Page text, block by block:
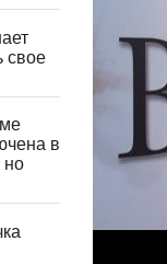
свое
в
но